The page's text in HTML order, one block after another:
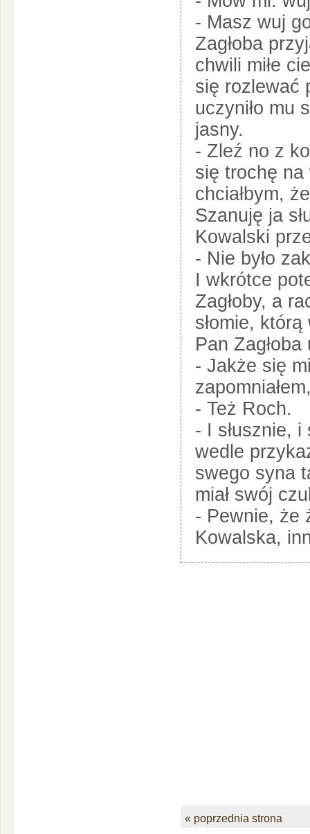
- Masz wuj
Zagłoba
chwili miłe
się rozlewać
uczyniło mu
jasny.
- Zleź no z
się trochę na
chciałbym,
Szanuję ja
Kowalski
- Nie było
I wkrótce
Zagłoby, a
słomie, którą
Pan
- Jakże się
- Też Roch.
- I słusznie, i
wedle
swego syna
miał swój
- Pewnie, że
Kowalska,
« poprzednia strona